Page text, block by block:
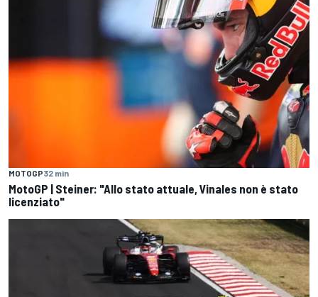
MOTOGP32 min
MotoGP | Steiner: "Allo stato attuale, Vinales non è stato
licenziato"